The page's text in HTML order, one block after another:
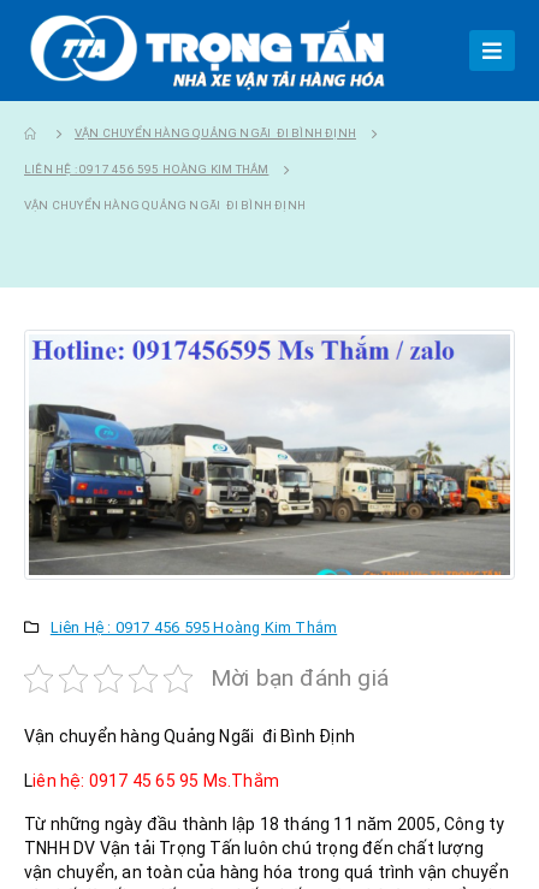
VẬN CHUYỂN HÀNG QUẢNG NGÃI ĐI BÌNH ĐỊNH
LIÊN HỆ : 0917 456 595 HOÀNG KIM THẮM
VẬN CHUYỂN HÀNG QUẢNG NGÃI ĐI BÌNH ĐỊNH
Liên Hệ : 0917 456 595 Hoàng Kim Thắm
Mời bạn đánh giá
Vận chuyển hàng Quảng Ngãi đi Bình Định
Liên hệ: 0917 45 65 95 Ms.Thắm
Từ những ngày đầu thành lập 18 tháng 11 năm 2005, Công ty
TNHH DV Vận tải Trọng Tấn luôn chú trọng đến chất lượng
vận chuyển, an toàn của hàng hóa trong quá trình vận chuyển